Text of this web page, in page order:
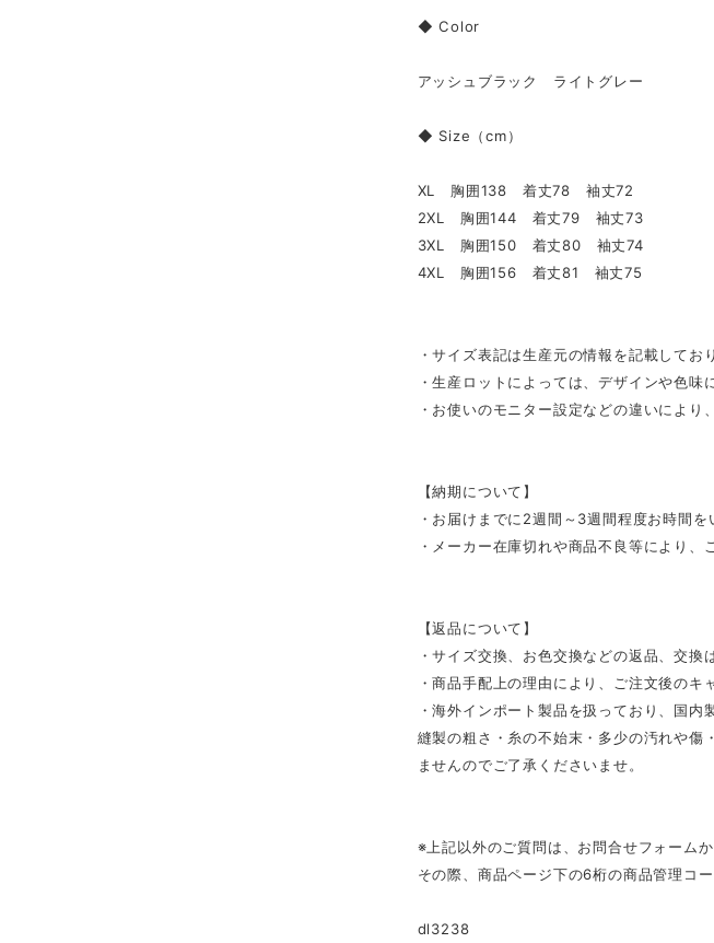
◆ Color
アッシュブラック ライトグレー
◆ Size（cm）
XL 胸囲138 着丈78 袖丈72
2XL 胸囲144 着丈79 袖丈73
3XL 胸囲150 着丈80 袖丈74
4XL 胸囲156 着丈81 袖丈75
・サイズ表記は生産元の情報を記載して
・生産ロットによっては、デザインや色味
・お使いのモニター設定などの違いにより
【納期について】
・お届けまでに2週間～3週間程度お時間
・メーカー在庫切れや商品不良等により、
【返品について】
・サイズ交換、お色交換などの返品、交換
・商品手配上の理由により、ご注文後のキ
・海外インポート製品を扱っており、国内
縫製の粗さ・糸の不始末・多少の汚れや傷
ませんのでご了承くださいませ。
※上記以外のご質問は、お問合せフォーム
その際、商品ページ下の6桁の商品管理コ
dl3238